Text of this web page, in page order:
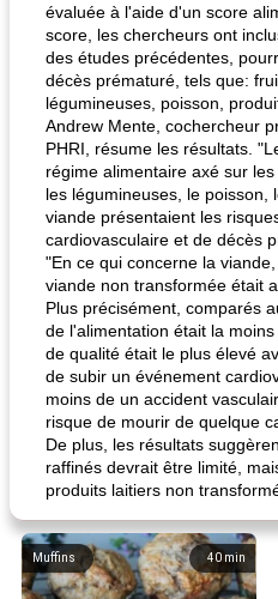
évaluée à l'aide d'un score
score, les chercheurs ont
des études précédentes,
décès prématuré, tels que:
légumineuses, poisson,
Andrew Mente, cochercheur
PHRI, résume les résultats.
régime alimentaire axé sur
les légumineuses, le poisson,
viande présentaient les
cardiovasculaire et de décès
"En ce qui concerne la
viande non transformée était
Plus précisément, comparés
de l'alimentation était la
de qualité était le plus élevé
de subir un événement
moins de un accident
risque de mourir de quelque
De plus, les résultats
raffinés devrait être limité,
produits laitiers non
40 min
Muffins